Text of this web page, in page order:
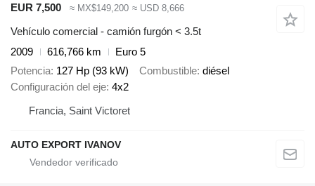
EUR 7,500
≈ MX$149,200 ≈ USD 8,666
Vehículo comercial - camión furgón < 3.5t
2009
616,766 km
Euro 5
Potencia 127 Hp (93 kW) Combustible diésel
Configuración del eje 4x2
Francia, Saint Victoret
AUTO EXPORT IVANOV